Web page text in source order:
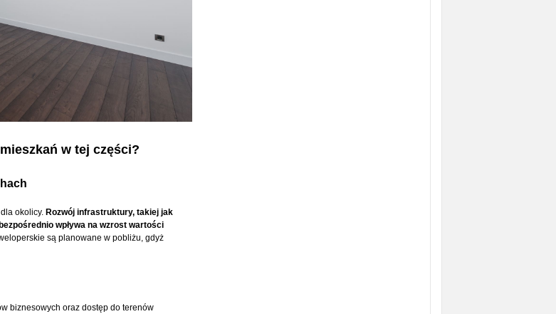
w tej części?
okolicy. Rozwój infrastruktury, takiej jak
wpływa na wzrost wartości
są planowane w pobliżu, gdyż
biznesowych oraz dostęp do terenów